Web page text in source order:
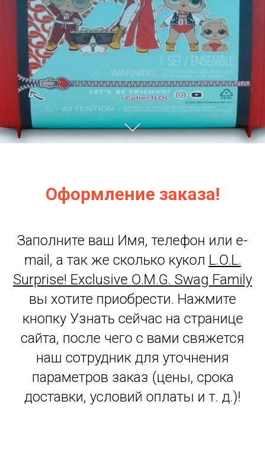
Оформление заказа!
Заполните ваш Имя, телефон или e-
mail, а так же сколько кукол L.O.L.
Surprise! Exclusive O.M.G. Swag Family
вы хотите приобрести. Нажмите
кнопку Узнать сейчас на странице
сайта, после чего с вами свяжется
наш сотрудник для уточнения
параметров заказ (цены, срока
доставки, условий оплаты и т. д.)!